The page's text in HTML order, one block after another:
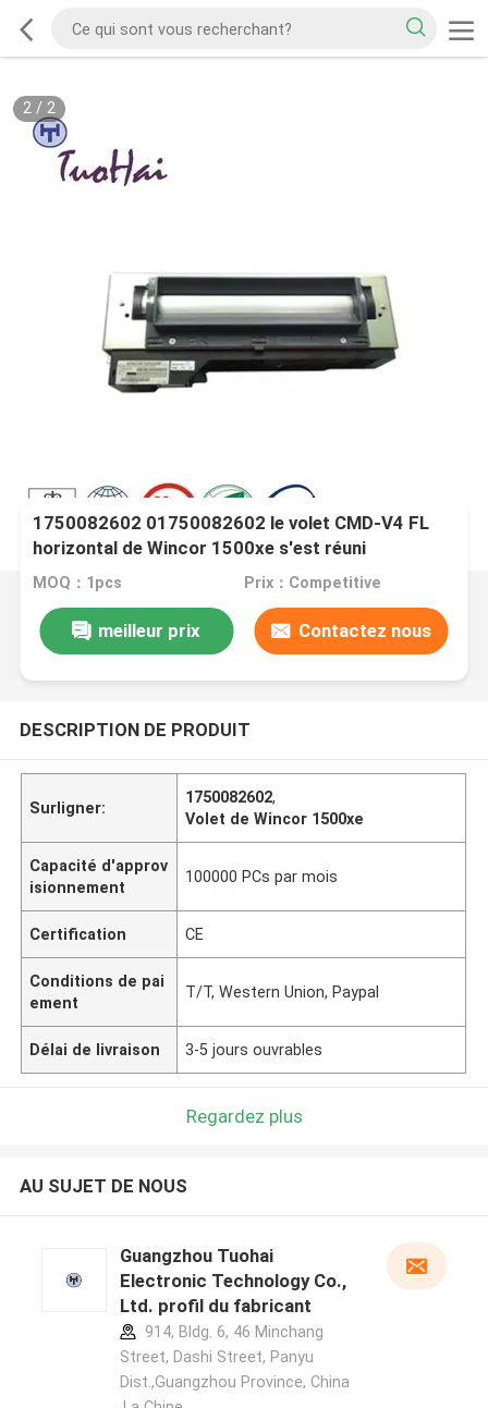
2/ 2
1750082602 01750082602 le volet CMD-V4 FL
horizontal de Wincor 1500xe s'est réuni
MOQ：1pcs Prix：Competitive
meilleur prix Contactez nous
DESCRIPTION DE PRODUIT
Surligner:
1750082602,
Volet de Wincor 1500xe
Capacité d'approv
isionnement
100000 PCs par mois
Certification CE
Conditions de pai
ement
T/T, Western Union, Paypal
Délai de livraison 3-5 jours ouvrables
Regardez plus
AU SUJET DE NOUS
Guangzhou Tuohai
Electronic Technology Co.,
Ltd. profil du fabricant
914, Bldg. 6, 46 Minchang
Street, Dashi Street, Panyu
Dist.,Guangzhou Province, China